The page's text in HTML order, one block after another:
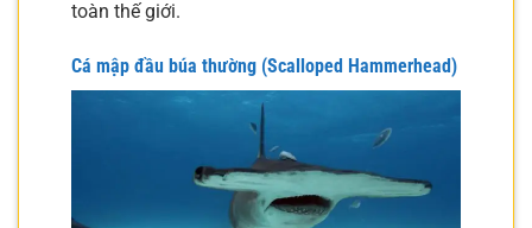
toàn thế giới.
Cá mập đầu búa thường (Scalloped Hammerhead)